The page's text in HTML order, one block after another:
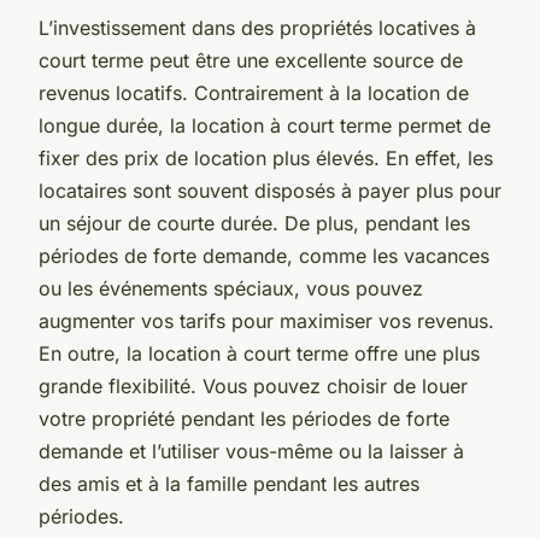
L’investissement dans des propriétés locatives à
court terme peut être une excellente source de
revenus locatifs. Contrairement à la location de
longue durée, la location à court terme permet de
fixer des prix de location plus élevés. En effet, les
locataires sont souvent disposés à payer plus pour
un séjour de courte durée. De plus, pendant les
périodes de forte demande, comme les vacances
ou les événements spéciaux, vous pouvez
augmenter vos tarifs pour maximiser vos revenus.
En outre, la location à court terme offre une plus
grande flexibilité. Vous pouvez choisir de louer
votre propriété pendant les périodes de forte
demande et l’utiliser vous-même ou la laisser à
des amis et à la famille pendant les autres
périodes.